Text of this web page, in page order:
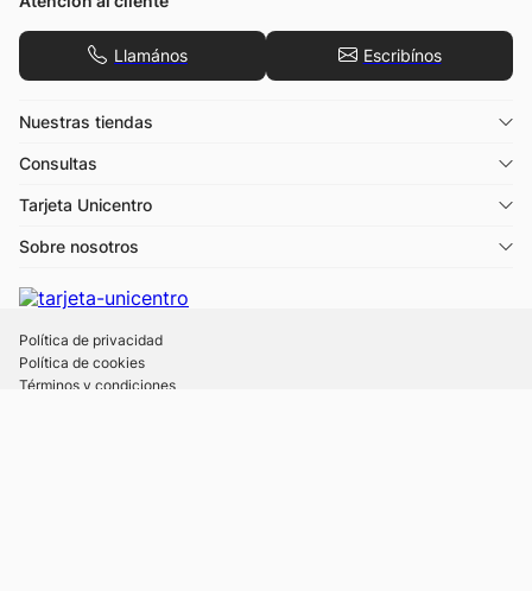
Llamános Escribínos
Nuestras tiendas
Consultas
Tarjeta Unicentro
Sobre nosotros
Política de privacidad
Política de cookies
Términos y condiciones